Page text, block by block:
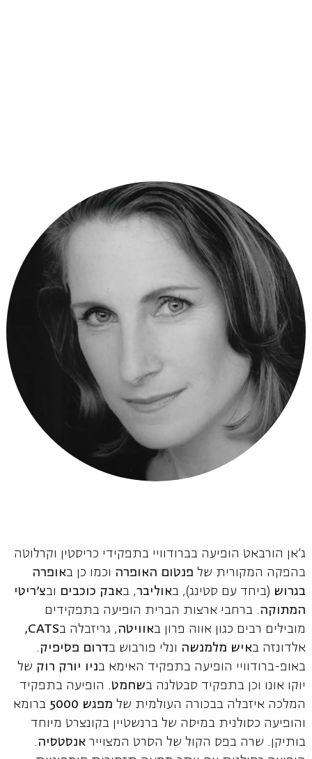
ג'אן הורבאט הופיעה בברודוויי בתפקידי כריסטין וקרלוטה
בהפקה המקורית של פנטום האופרה וכמו כן באופרה
בגרוש (ביחד עם סטינג), באוליבר, באבק כוכבים ובצ'ריטי
המתוקה. ברחבי ארצות הברית הופיעה בתפקידים
מובילים רבים כגון אווה פרון באוויטה, גריזבלה בCATS,
אלדונזה באיש מלמנשה ונלי פורבוש בדרום פסיפיק.
באופ-ברודוויי הופיעה בתפקיד האימא בניו יורק רוק של
יוקו אונו וכן בתפקיד סבטלנה בשחמט. הופיעה בתפקיד
המלכה איזבלה בבכורה העולמית של מפגש 5000
ברומא
והופיעה כסולנית במיסה של ברנשטיין בקונצרט מיוחד
בותיקן. שרה בפס הקול של הסרט המצוייר אנסטסיה.